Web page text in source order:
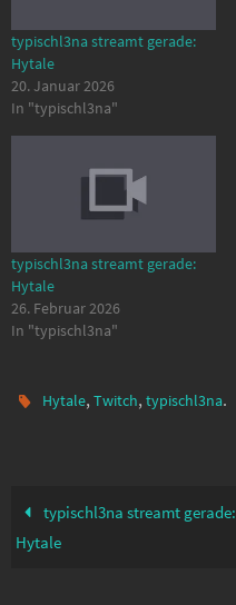
typischl3na streamt gerade:
Hytale
20. Januar 2026
In "typischl3na"
typischl3na streamt gerade:
Hytale
26. Februar 2026
In "typischl3na"
Hytale,Twitch,typischl3na.
typischl3na streamt gerade:
Hytale